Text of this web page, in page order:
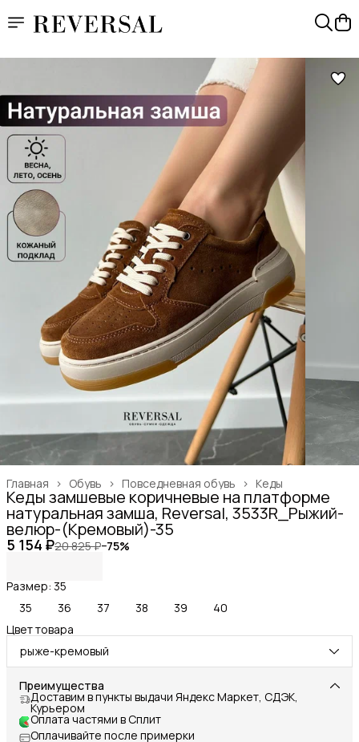
Кеды
Повседневная обувь ›
Обувь ›
Главная ›
Кеды замшевые коричневые на платформе
натуральная замша, Reversal, 3533R_Рыжий-
велюр-(Кремовый)-35
5 154 ₽20 825 ₽−75%
Размер: 35
35
36 37 38 39
40
Цвет товара
рыже-кремовый
Преимущества
Доставим в пункты выдачи Яндекс Маркет, СДЭК,
Курьером
Оплата частями в Сплит
Оплачивайте после примерки